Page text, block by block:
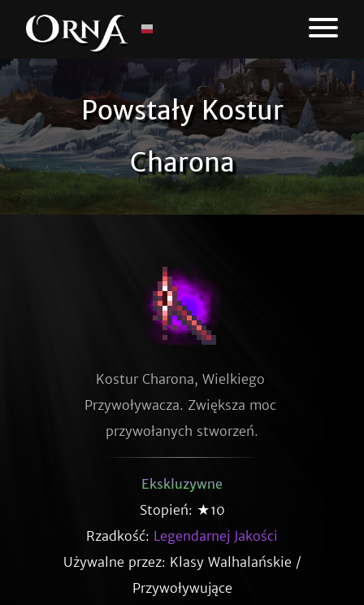
Powstały Kostur
Charona
Kostur Charona, Wielkiego
Przywoływacza. Zwiększa moc
przywołanych stworzeń.
Ekskluzywne
Stopień: ★10
Rzadkość: Legendarnej Jakości
Używalne przez: Klasy Walhalańskie /
Przywoływujące